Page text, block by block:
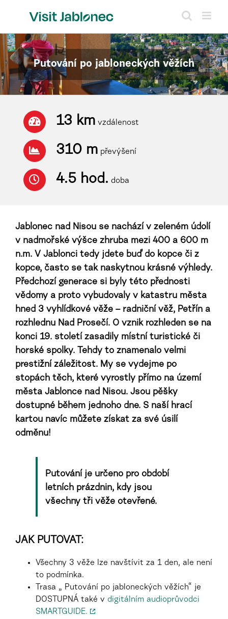
Putování po jabloneckých věžích
13 km vzdálenost
310 m převýšení
4.5 hod. doba
Jablonec nad Nisou se nachází v zeleném údolí
v nadmořské výšce zhruba mezi 400 a 600 m
n.m. V Jablonci tedy jdete buď do kopce či z
kopce, často se tak naskytnou krásné výhledy.
Předchozí generace si byly této přednosti
vědomy a proto vybudovaly v katastru města
hned 3 vyhlídkové věže – radniční věž, Petřín a
rozhlednu Nad Prosečí. O vznik rozhleden se na
konci 19. století zasadily místní turistické či
horské spolky. Tehdy to znamenalo velmi
prestižní záležitost. My se vydejme po
stopách těch, které vyrostly přímo na území
města Jablonce nad Nisou. Jsou pěšky
dostupné během jednoho dne. S naší hrací
kartou navíc můžete získat za své úsilí
odměnu!
Putování je určeno pro období
letních prázdnin, kdy jsou
všechny tři věže otevřené.
JAK PUTOVAT:
Všechny 3 věže lze navštívit za 1 den, ale není
to podmínka.
Trasa „ Putování po jabloneckých věžích“ je
DOSTUPNÁ také v digitálním audioprůvodci
SMARTGUIDE.